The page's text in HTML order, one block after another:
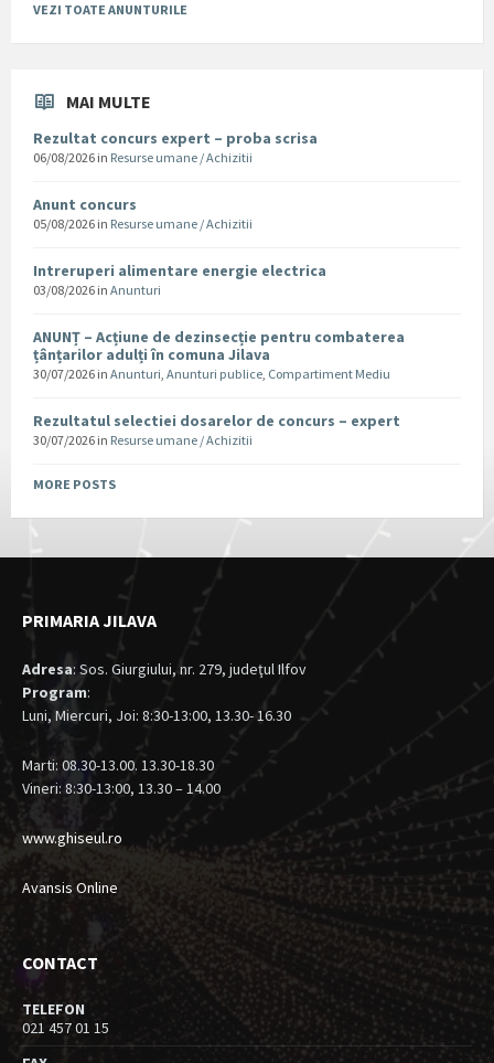
VEZI TOATE ANUNTURILE
MAI MULTE
Rezultat concurs expert – proba scrisa
06/08/2026 in Resurse umane / Achizitii
Anunt concurs
05/08/2026 in Resurse umane / Achizitii
Intreruperi alimentare energie electrica
03/08/2026 in Anunturi
ANUNȚ – Acțiune de dezinsecție pentru combaterea
țânțarilor adulți în comuna Jilava
30/07/2026 in Anunturi, Anunturi publice, Compartiment Mediu
Rezultatul selectiei dosarelor de concurs – expert
30/07/2026 in Resurse umane / Achizitii
MORE POSTS
PRIMARIA JILAVA
Adresa: Sos. Giurgiului, nr. 279, judeţul Ilfov
Program:
Luni, Miercuri, Joi: 8:30-13:00, 13.30- 16.30
Marti: 08.30-13.00. 13.30-18.30
Vineri: 8:30-13:00, 13.30 – 14.00
www.ghiseul.ro
Avansis Online
CONTACT
TELEFON
021 457 01 15